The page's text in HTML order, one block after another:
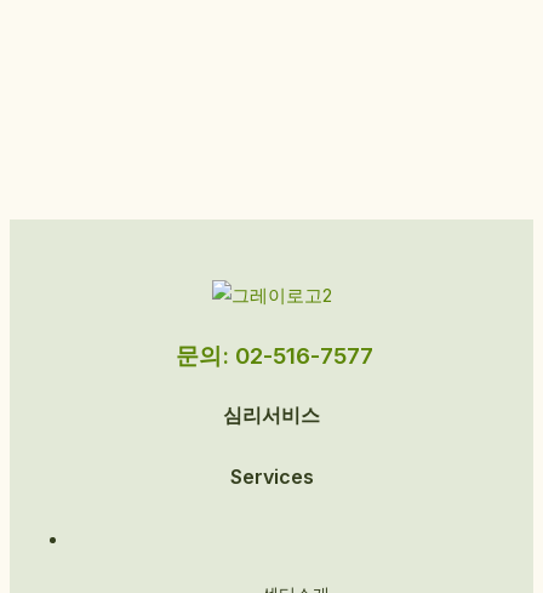
문의: 02-516-7577
심리서비스
Services